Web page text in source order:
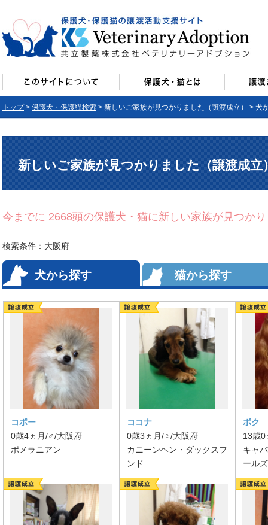
トップ> 保護犬・保護猫検索 > 新しいご家族が見つかりました（譲渡成立） > 犬
新しいご家族が見つかりました（譲渡成立
今までに 2668頭の保護犬・猫に新しい家族が見つか
検索条件：大阪府
犬から探す
（1004）
猫から探す
（1016）
コポー
0歳4ヵ月/♂/大阪府
ポメラニアン
ココナ
0歳3ヵ月/♀/大阪府
カニーンヘン・ダックスフ
ンド
ボク
13歳
キャ
ール